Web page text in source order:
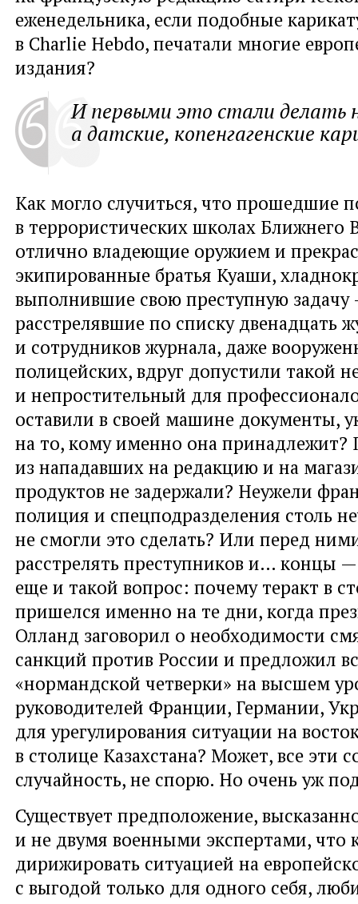
еженедельника, если подобные
в Charlie Hebdo, печатали многие
издания?
И первыми это стали делать
а датские, копенгагенские
Как могло случиться, что прошедшие
в террористических школах Ближнего
отлично владеющие оружием и
экипированные братья Куаши,
выполнившие свою преступную задачу
расстрелявшие по списку двенадцать
и сотрудников журнала, даже
полицейских, вдруг допустили такой
и непростительный для
оставили в своей машине документы,
на то, кому именно она принадлежит?
из нападавших на редакцию и на
продуктов не задержали? Неужели
полиция и спецподразделения столь
не смогли это сделать? Или перед
расстрелять преступников и… концы —
еще и такой вопрос: почему теракт в
пришелся именно на те дни, когда
Олланд заговорил о необходимости
санкций против России и предложил
«нормандской четверки» на высшем
руководителей Франции, Германии,
для урегулирования ситуации на
в столице Казахстана? Может, все эти
случайность, не спорю. Но очень уж
Существует предположение,
и не двумя военными экспертами, что
дирижировать ситуацией на
с выгодой только для одного себя,